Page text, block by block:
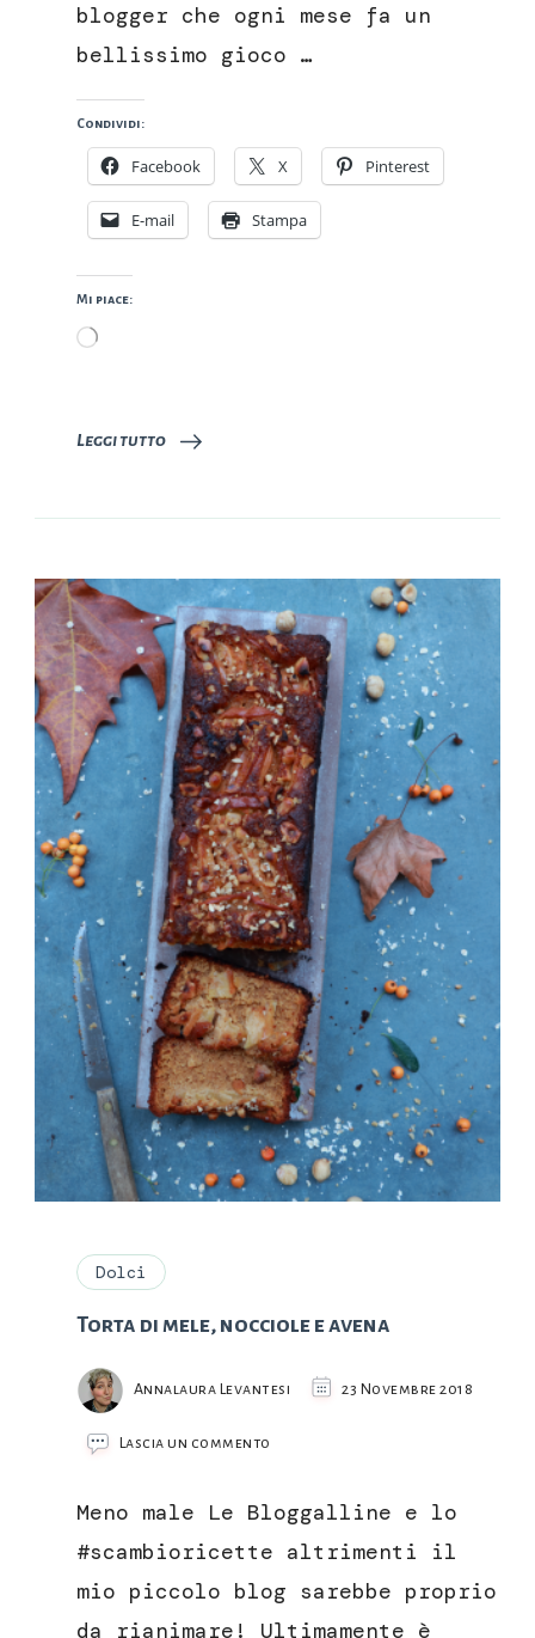
blogger che ogni mese fa un
bellissimo gioco …
Condividi:
Facebook X Pinterest
E-mail Stampa
Mi piace:
Caricamento
Leggi tutto
Dolci
Torta di mele, nocciole e avena
Annalaura Levantesi 23 Novembre 2018
Lascia un commento
mele,
nocciole
avena
Meno male Le Bloggalline e lo
#scambioricette altrimenti il
mio piccolo blog sarebbe proprio
da rianimare! Ultimamente è